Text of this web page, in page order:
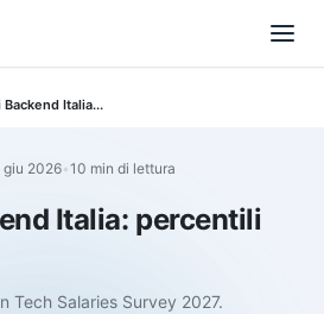
Stipendi Backend Italia 2027
giu 2026•10 min di lettura
Italia: percentili
Tech Salaries Survey 2027.